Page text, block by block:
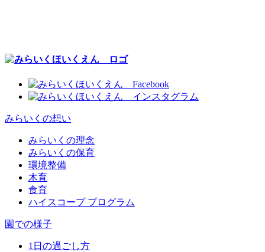
みらいくの想い
みらいくの理念
みらいくの保育
環境整備
木育
食育
ハイスコープ プログラム
園での様子
1日の過ごし方